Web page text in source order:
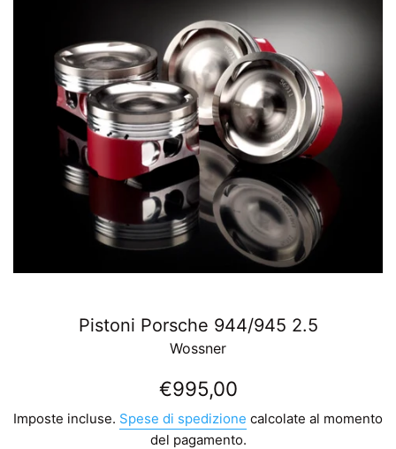
Pistoni Porsche 944/945 2.5
Wossner
Prezzo
listino
€995,00
Imposte incluse. Spese di spedizione calcolate al momento
del pagamento.